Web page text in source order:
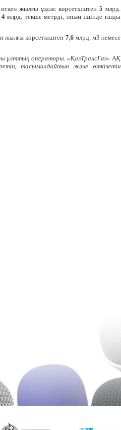
жылғы ұқсас көрсеткіштен 5 млрд.
4млрд. текше метрді, оның ішінде газды
жылғы көрсеткіштен 7,6 млрд. м3 немесе
ұлттық операторы. «ҚазТрансГаз» АҚ
тасымалдайтын және өткізетін